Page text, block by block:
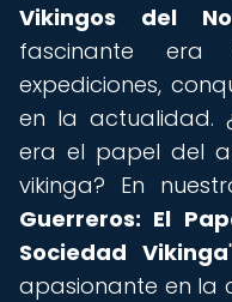
Vikingos del
fascinante era
expediciones,
en la actualidad.
era el papel del
vikinga? En
Guerreros: El
Sociedad Vikinga
apasionante en la